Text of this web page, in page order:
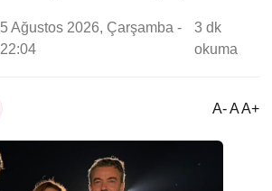
5 Ağustos 2026, Çarşamba -
22:04
3 dk
okuma
A- A A+